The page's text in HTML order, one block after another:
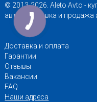
© 2013-2026. Aleto Avto -
авто. Доставка и
Доставка и оплата
Гарантии
Отзывы
Вакансии
FAQ
Наши адреса